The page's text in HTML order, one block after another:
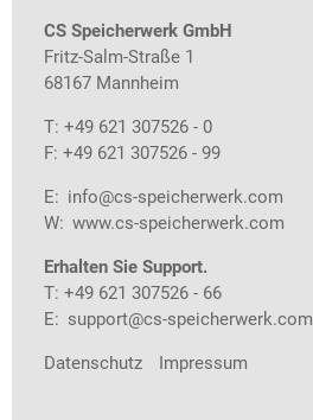
CS Speicherwerk GmbH
Fritz-Salm-Straße 1
68167 Mannheim
T: +49 621 307526 - 0
F: +49 621 307526 - 99
E: info@cs-speicherwerk.com
W: www.cs-speicherwerk.com
Erhalten Sie Support.
T: +49 621 307526 - 66
E: support@cs-speicherwerk.com
Datenschutz Impressum